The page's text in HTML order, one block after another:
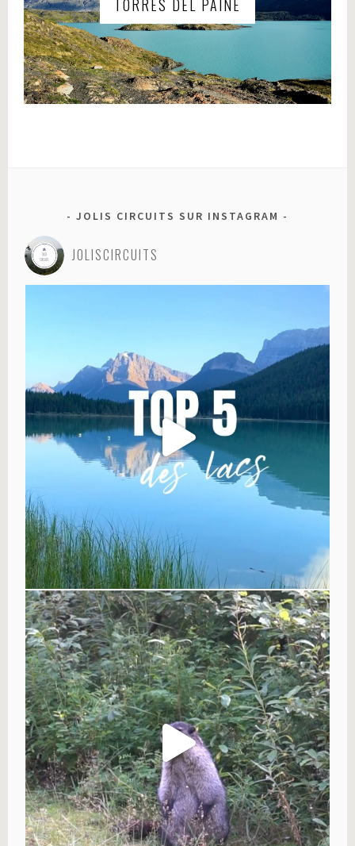
TORRES DEL PAINE
JOLIS CIRCUITS SUR INSTAGRAM
JOLISCIRCUITS